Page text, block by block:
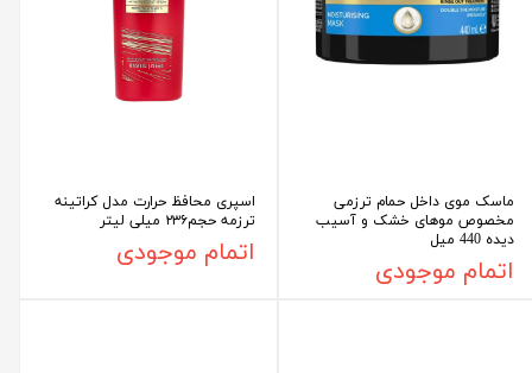
ماسک موی داخل حمام ترزمی
مخصوص موهای خشک و آسیب
دیده 440 میل
اتمام موجودی
اسپری محافظ حرارت مدل کراتینه
ترزمه حجم۲۳۶ میلی لیتر
اتمام موجودی